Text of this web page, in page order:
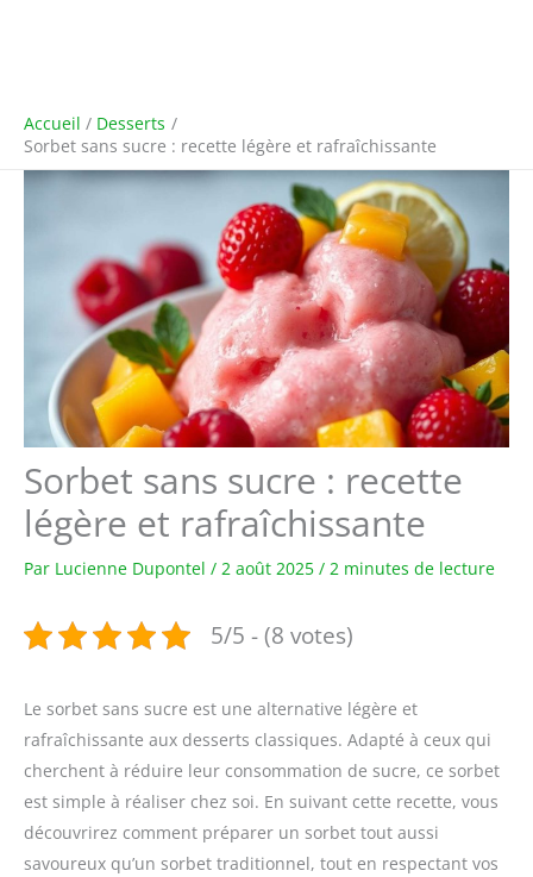
Accueil
Desserts
Sorbet sans sucre : recette légère et rafraîchissante
Sorbet sans sucre : recette
légère et rafraîchissante
Par Lucienne Dupontel / 2 août 2025 / 2 minutes de lecture
5/5 - (8 votes)
Le sorbet sans sucre est une alternative légère et
rafraîchissante aux desserts classiques. Adapté à ceux qui
cherchent à réduire leur consommation de sucre, ce sorbet
est simple à réaliser chez soi. En suivant cette recette, vous
découvrirez comment préparer un sorbet tout aussi
savoureux qu’un sorbet traditionnel, tout en respectant vos